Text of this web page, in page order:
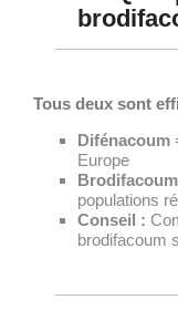
Tous deux sont
Difénacoum
Europe
Brodifacoum
populations
Conseil :
brodifacoum